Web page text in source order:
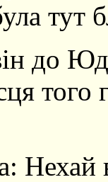
тут
до
того
Нехай